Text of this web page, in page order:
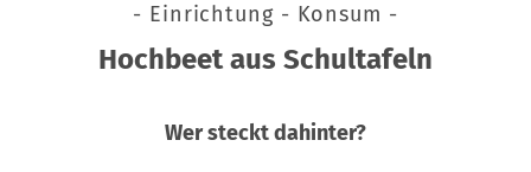
- Einrichtung - Konsum -
Hochbeet aus Schultafeln
Wer steckt dahinter?